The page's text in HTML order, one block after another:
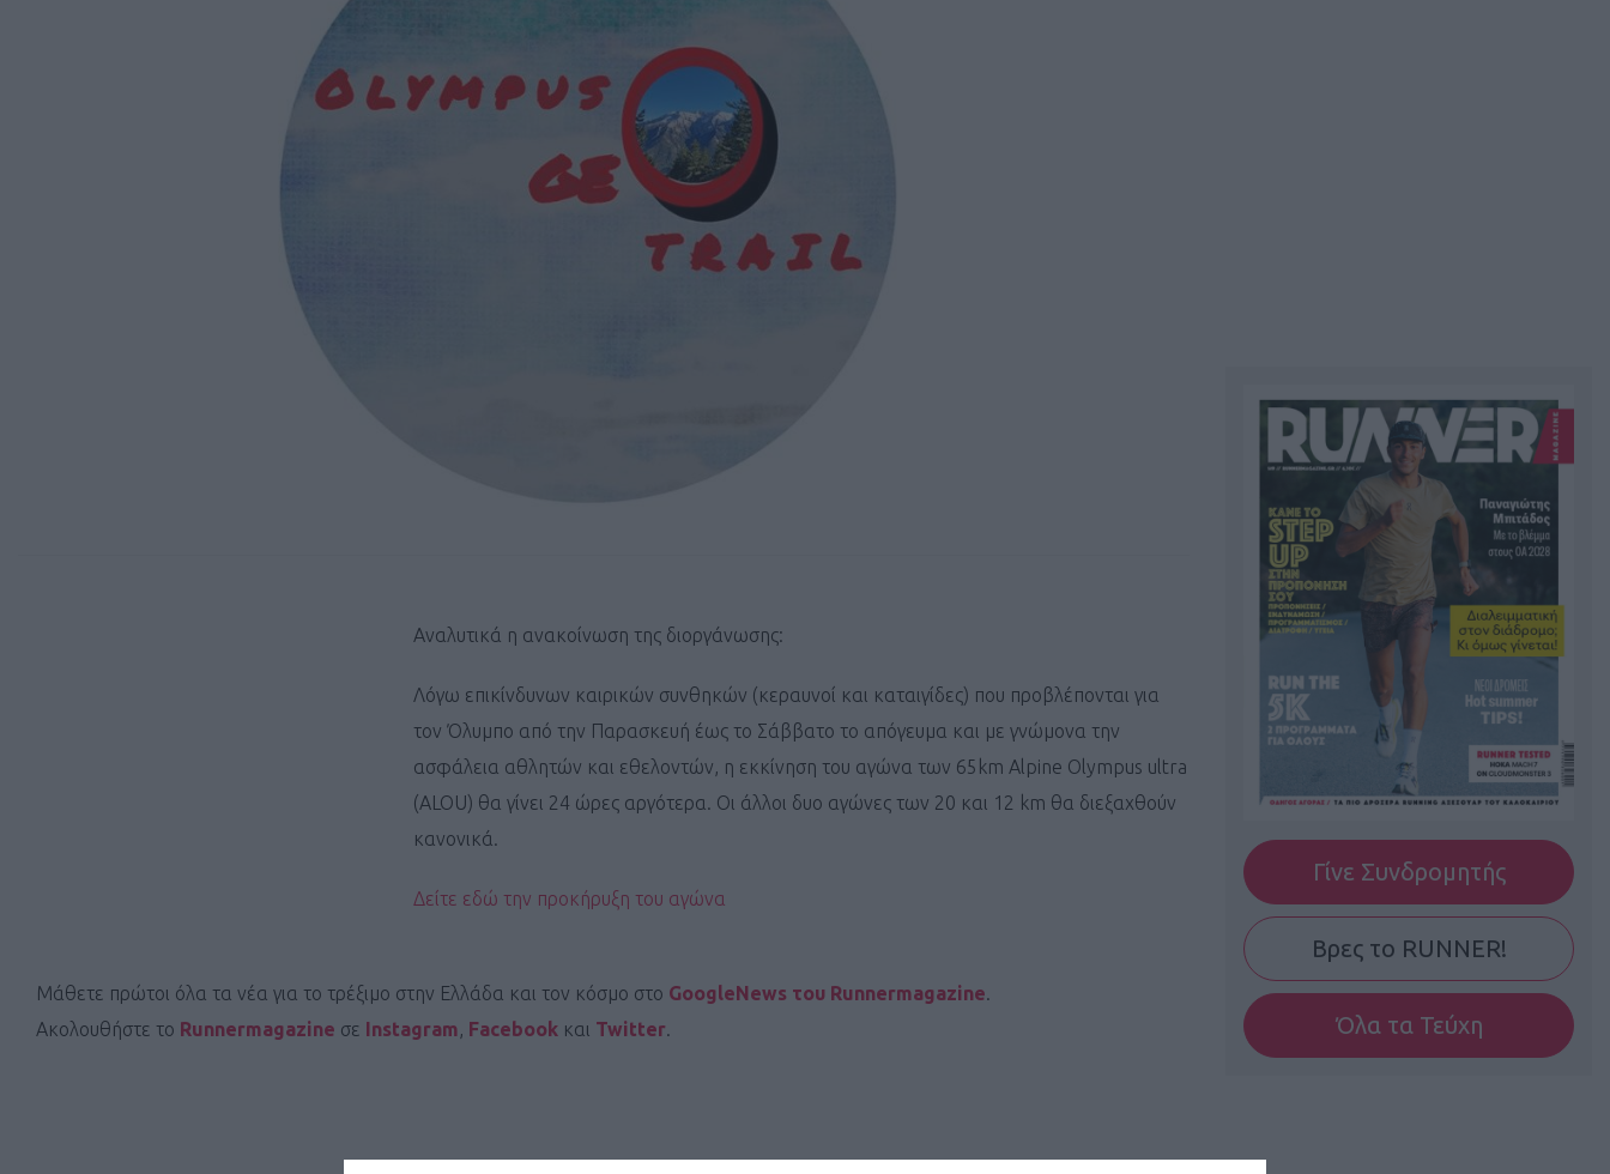
Αναλυτικά η ανακοίνωση της διοργάνωσης:
Λόγω επικίνδυνων καιρικών συνθηκών (κεραυνοί και καταιγίδες) που προβλέπονται για
τον Όλυμπο από την Παρασκευή έως το Σάββατο το απόγευμα και με γνώμονα την
ασφάλεια αθλητών και εθελοντών, η εκκίνηση του αγώνα των 65km Alpine Olympus ultra
(ALOU) θα γίνει 24 ώρες αργότερα. Οι άλλοι δυο αγώνες των 20 και 12 km θα διεξαχθούν
κανονικά.
Δείτε εδώ την προκήρυξη του αγώνα
Μάθετε πρώτοι όλα τα νέα για το τρέξιμο στην Ελλάδα και τον κόσμο στο GoogleNews του Runnermagazine.
Ακολουθήστε το Runnermagazine σε Instagram, Facebook και Twitter.
Γίνε Συνδρομητής
Βρες το RUNNER!
Όλα τα Τεύχη